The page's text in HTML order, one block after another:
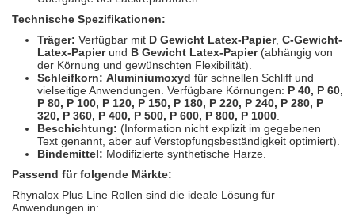
Technische Spezifikationen:
Träger: Verfügbar mit D Gewicht Latex-Papier, C-Gewicht-
Latex-Papierund B Gewicht Latex-Papier(abhängig von
der Körnung und gewünschten Flexibilität).
Schleifkorn: Aluminiumoxyd für schnellen Schliff und
vielseitige Anwendungen. Verfügbare Körnungen: P 40, P 60,
P 80, P 100, P 120, P 150, P 180, P 220, P 240, P 280, P
320, P 360, P 400, P 500, P 600, P 800, P 1000
Beschichtung: (Information nicht explizit im gegebenen
Text genannt, aber auf Verstopfungsbeständigkeit optimiert).
Bindemittel: Modifizierte synthetische Harze.
Passend für folgende Märkte:
Rhynalox Plus Line Rollen sind die ideale Lösung für
Anwendungen in: